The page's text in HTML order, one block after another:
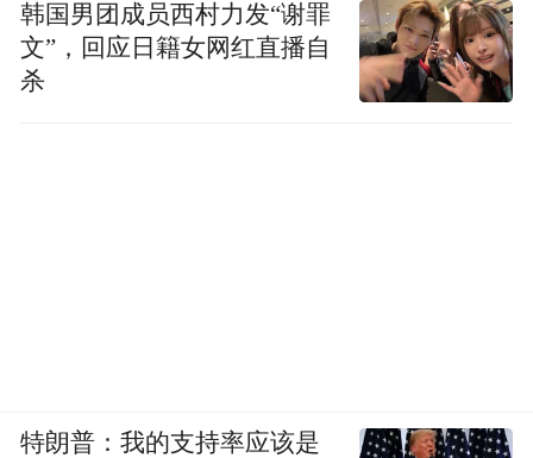
韩国男团成员西村力发“谢罪
文”，回应日籍女网红直播自
杀
特朗普：我的支持率应该是